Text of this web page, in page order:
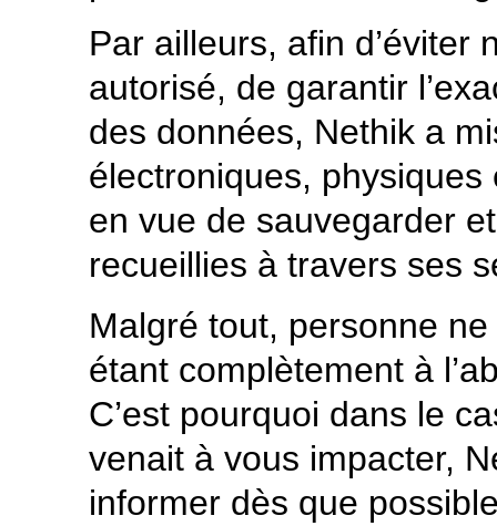
Par ailleurs, afin d’éviter
autorisé, de garantir
des données, Nethik a
électroniques, physiques
en vue de sauvegarder
recueillies à travers ses
Malgré tout, personne
étant complètement à
C’est pourquoi dans le
venait à vous impacter,
informer dès que